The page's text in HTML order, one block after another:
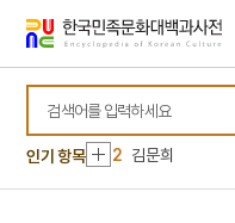
바로가기
바로가기
인기 항목
10 관경소기
1 금성대군
2 김문희
3 마니산